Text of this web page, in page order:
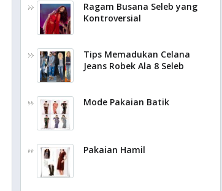
Ragam Busana Seleb yang
Kontroversial
Tips Memadukan Celana
Jeans Robek Ala 8 Seleb
Mode Pakaian Batik
Pakaian Hamil